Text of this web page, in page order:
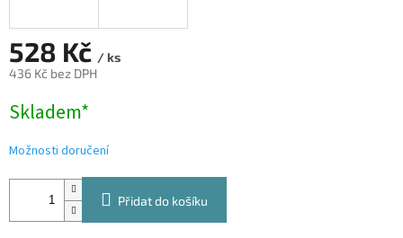
528 Kč / ks
436 Kč bez DPH
cena:
Skladem*
Možnosti doručení
Přidat do košíku